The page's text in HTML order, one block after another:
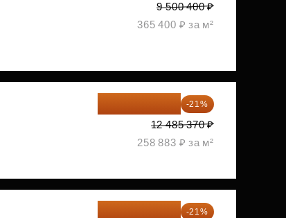
9 500 400 ₽
365 400 ₽ за м²
-21%
12 485 370 ₽
258 883 ₽ за м²
-21%